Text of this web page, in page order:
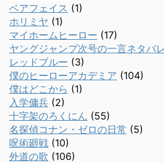
ベアフェイス (1)
ホリミヤ (1)
マイホームヒーロー (17)
ヤングジャンプ次号の一言ネタバレ
レッドブルー (3)
僕のヒーローアカデミア (104)
僕はどこから (1)
入学傭兵 (2)
十字架のろくにん (55)
名探偵コナン・ゼロの日常 (5)
呪術廻戦 (10)
外道の歌 (106)